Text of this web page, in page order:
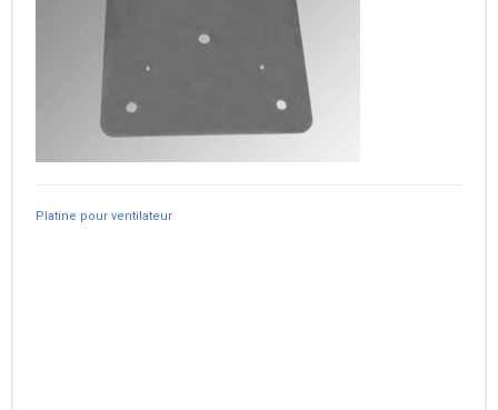
Platine pour ventilateur